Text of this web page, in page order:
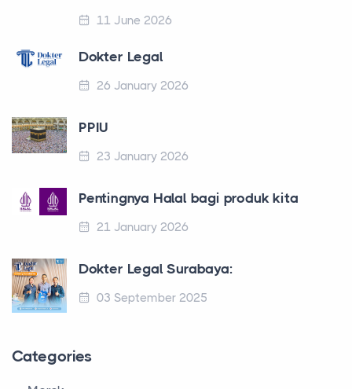
11 June 2026
Dokter Legal
26 January 2026
PPIU
23 January 2026
Pentingnya Halal bagi produk kita
21 January 2026
Dokter Legal Surabaya:
03 September 2025
Categories